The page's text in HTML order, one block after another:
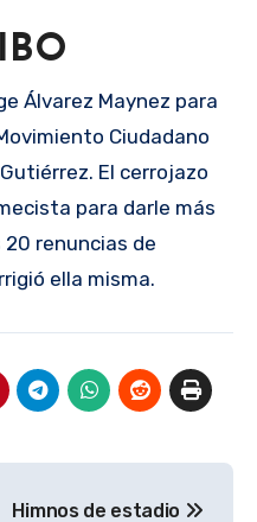
Álvarez Maynez para
Ciudadano
El cerrojazo
para darle más
renuncias de
ella misma.
Himnos de estadio